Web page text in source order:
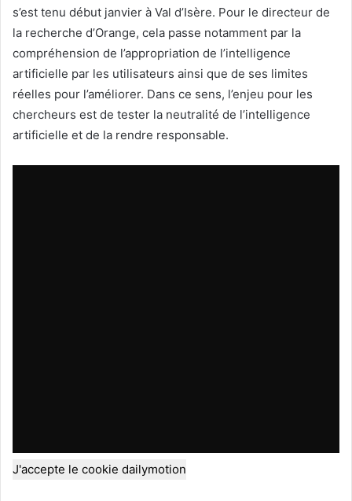
s’est tenu début janvier à Val d’Isère. Pour le directeur de
la recherche d’Orange, cela passe notamment par la
compréhension de l’appropriation de l’intelligence
artificielle par les utilisateurs ainsi que de ses limites
réelles pour l’améliorer. Dans ce sens, l’enjeu pour les
chercheurs est de tester la neutralité de l’intelligence
artificielle et de la rendre responsable.
J'accepte le cookie dailymotion